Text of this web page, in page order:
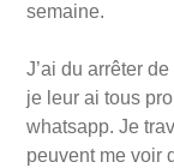
semaine.
J’ai du arrêter
je leur ai tous
whatsapp. Je
peuvent me voir